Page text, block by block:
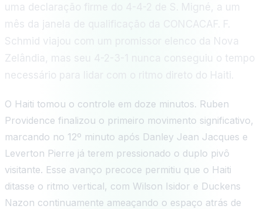
uma declaração firme do 4-4-2 de S. Migné, a um
mês da janela de qualificação da CONCACAF. F.
Schmid viajou com um promissor elenco da Nova
Zelândia, mas seu 4-2-3-1 nunca conseguiu o tempo
necessário para lidar com o ritmo direto do Haiti.
O Haiti tomou o controle em doze minutos. Ruben
Providence finalizou o primeiro movimento significativo,
marcando no 12º minuto após Danley Jean Jacques e
Leverton Pierre já terem pressionado o duplo pivô
visitante. Esse avanço precoce permitiu que o Haiti
ditasse o ritmo vertical, com Wilson Isidor e Duckens
Nazon continuamente ameaçando o espaço atrás de